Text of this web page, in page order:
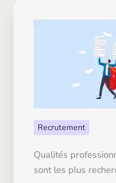
Recrutement
Qualités
sont les plus